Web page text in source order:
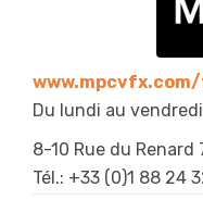
Du lundi au
8-10 Rue du Renard
Tél.: +33 (0)1 88 24